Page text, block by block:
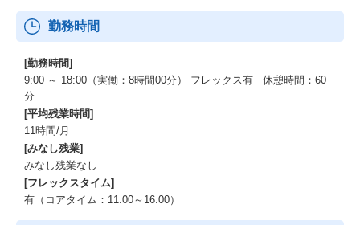
勤務時間
[勤務時間]
9:00 ～ 18:00（実働：8時間00分） フレックス有 休憩時間：60
分
[平均残業時間]
11時間/月
[みなし残業]
みなし残業なし
[フレックスタイム]
有（コアタイム：11:00～16:00）